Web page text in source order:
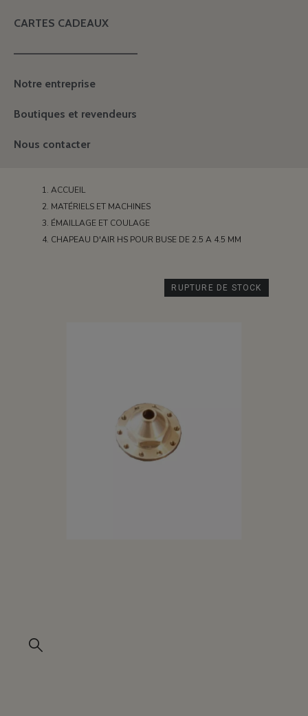
CARTES CADEAUX
———————————————
Notre entreprise
Boutiques et revendeurs
Nous contacter
ACCUEIL
MATÉRIELS ET MACHINES
ÉMAILLAGE ET COULAGE
CHAPEAU D'AIR HS POUR BUSE DE 2.5 A 4.5 MM
RUPTURE DE STOCK